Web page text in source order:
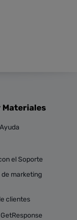
Materiales
el Soporte
de marketing
clientes